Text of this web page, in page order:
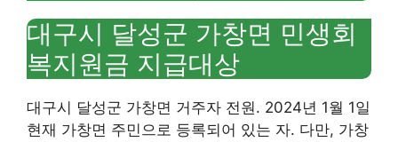
대구시 달성군 가창면 민생회
복지원금 지급대상
대구시 달성군 가창면 거주자 전원. 2024년 1월 1일
현재 가창면 주민으로 등록되어 있는 자. 다만, 가창